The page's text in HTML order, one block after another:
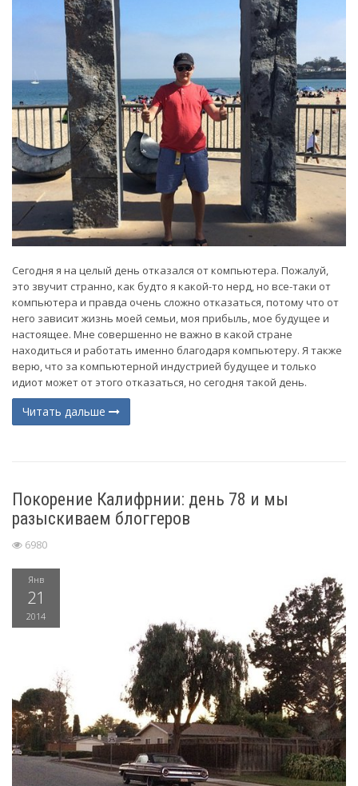
Сегодня я на целый день отказался от компьютера. Пожалуй,
это звучит странно, как будто я какой-то нерд, но все-таки от
компьютера и правда очень сложно отказаться, потому что от
него зависит жизнь моей семьи, моя прибыль, мое будущее и
настоящее. Мне совершенно не важно в какой стране
находиться и работать именно благодаря компьютеру. Я также
верю, что за компьютерной индустрией будущее и только
идиот может от этого отказаться, но сегодня такой день.
Читать дальше
Покорение Калифрнии: день 78 и мы
разыскиваем блоггеров
6980
Янв
21
2014